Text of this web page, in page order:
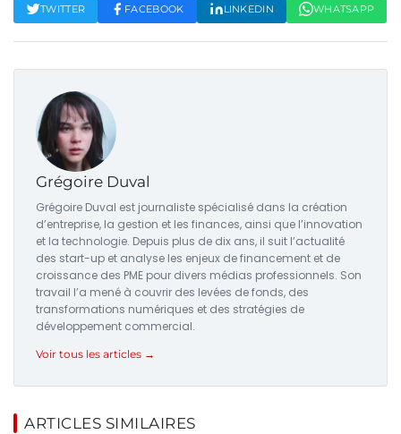
TWITTER FACEBOOK LINKEDIN WHATSAPP
Grégoire Duval
Grégoire Duval est journaliste spécialisé dans la création
d’entreprise, la gestion et les finances, ainsi que l’innovation
et la technologie. Depuis plus de dix ans, il suit l’actualité
des start-up et analyse les enjeux de financement et de
croissance des PME pour divers médias professionnels. Son
travail l’a mené à couvrir des levées de fonds, des
transformations numériques et des stratégies de
développement commercial.
Voir tous les articles →
ARTICLES SIMILAIRES